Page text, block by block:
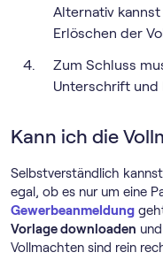
Alternativ
Erlöschen der
Zum Schluss
Unterschrift und
Kann ich die
Selbstverständlich
egal, ob es nur um eine
Gewerbeanmeldung
Vorlage downloaden
Vollmachten sind rein